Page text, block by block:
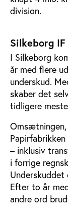
division.
Silkeborg IF
I Silkeborg
år med flere
underskud.
skaber det
tidligere
– inklusiv
i forrige
Efter to år
andre ord